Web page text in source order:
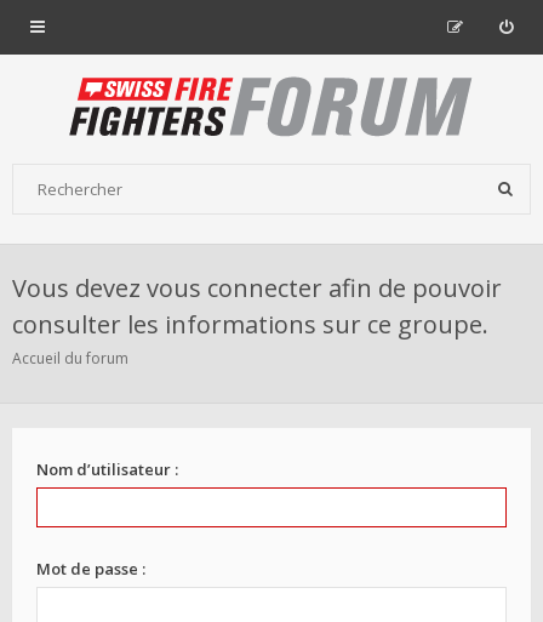
Vous devez vous connecter afin de pouvoir
consulter les informations sur ce groupe.
Accueil du forum
Nom d’utilisateur :
Mot de passe :